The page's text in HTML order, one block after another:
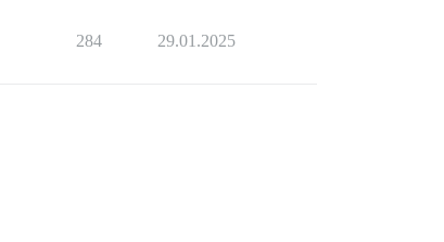
284 29.01.2025